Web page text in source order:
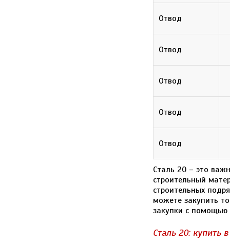
Отвод
Отвод
Отвод
Отвод
Отвод
Сталь 20 – это
строительный
строительных
можете закупить
закупки с помощью
Сталь 20: купить